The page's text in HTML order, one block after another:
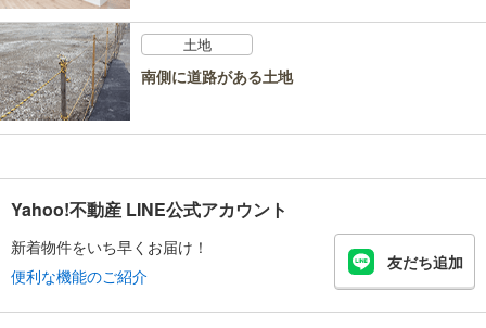
土地
南側に道路がある土地
Yahoo!不動産 LINE公式アカウント
新着物件をいち早くお届け！
便利な機能のご紹介
友だち追加